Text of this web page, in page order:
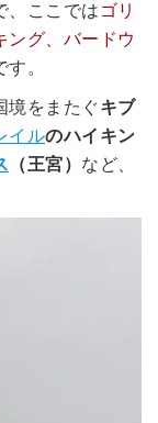
、ここでは ゴリ
ング、バードウ
。
境をまたぐキブ
イルのハイキン
（王宮） など、